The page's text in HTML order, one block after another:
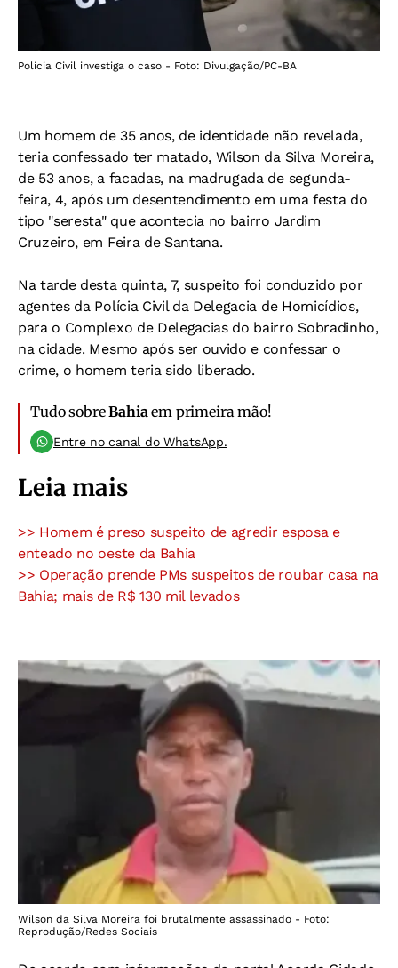
Polícia Civil investiga o caso - Foto: Divulgação/PC-BA
Um homem de 35 anos, de identidade não revelada,
teria confessado ter matado, Wilson da Silva Moreira,
de 53 anos, a facadas, na madrugada de segunda-
feira, 4, após um desentendimento em uma festa do
tipo "seresta" que acontecia no bairro Jardim
Cruzeiro, em Feira de Santana.
Na tarde desta quinta, 7, suspeito foi conduzido por
agentes da Polícia Civil da Delegacia de Homicídios,
para o Complexo de Delegacias do bairro Sobradinho,
na cidade. Mesmo após ser ouvido e confessar o
crime, o homem teria sido liberado.
Tudo sobreBahiaem primeira mão!
Entre no canal do WhatsApp.
Leia mais
>> Homem é preso suspeito de agredir esposa e
enteado no oeste da Bahia
>> Operação prende PMs suspeitos de roubar casa na
Bahia; mais de R$ 130 mil levados
Wilson da Silva Moreira foi brutalmente assassinado - Foto:
Reprodução/Redes Sociais